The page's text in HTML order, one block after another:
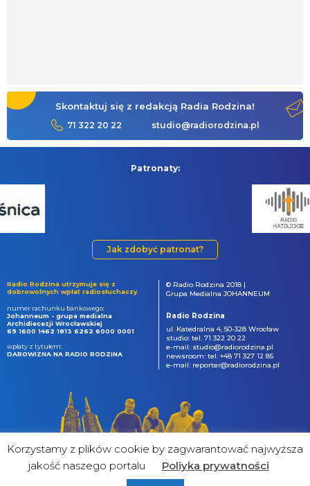
Skontaktuj się z redakcją Radia Rodzina!
71 322 20 22 studio@radiorodzina.pl
Patronaty:
Jak zdobyć patronat?
Radio Rodzina utrzymuje się z
dobrowolnych wpłat radiosłuchaczy.
numer rachunku bankowego:
Johanneum - grupa medialna
Archidiecezji Wrocławskiej
69 1600 1462 1813 6262 6000 0001
wpłaty z tytułem:
DAROWIZNA NA RADIO RODZINA
© Radio Rodzina 2018 |
Grupa Medialna JOHANNEUM
Radio Rodzina
ul. Katedralna 4, 50-328 Wrocław
studio: tel. 71 322 20 22
e-mail: studio@radiorodzina.pl
newsroom: tel. +48 71 327 12 85
e-mail: reporter@radiorodzina.pl
Korzystamy z plików cookie by zagwarantować najwyższa
jakość naszego portalu
Poliyka prywatności